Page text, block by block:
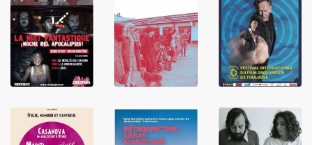
LIRE LIRE LIRE